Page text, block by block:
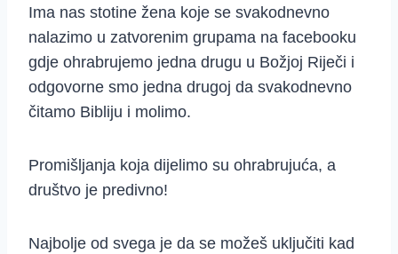
Ima nas stotine žena koje se svakodnevno
nalazimo u zatvorenim grupama na facebooku
gdje ohrabrujemo jedna drugu u Božjoj Riječi i
odgovorne smo jedna drugoj da svakodnevno
čitamo Bibliju i molimo.
Promišljanja koja dijelimo su ohrabrujuća, a
društvo je predivno!
Najbolje od svega je da se možeš uključiti kad